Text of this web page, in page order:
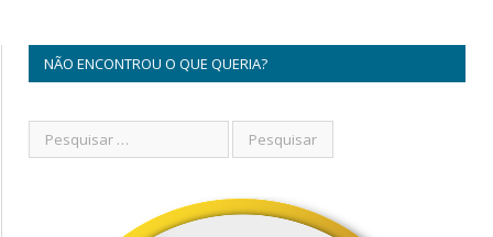
NÃO ENCONTROU O QUE QUERIA?